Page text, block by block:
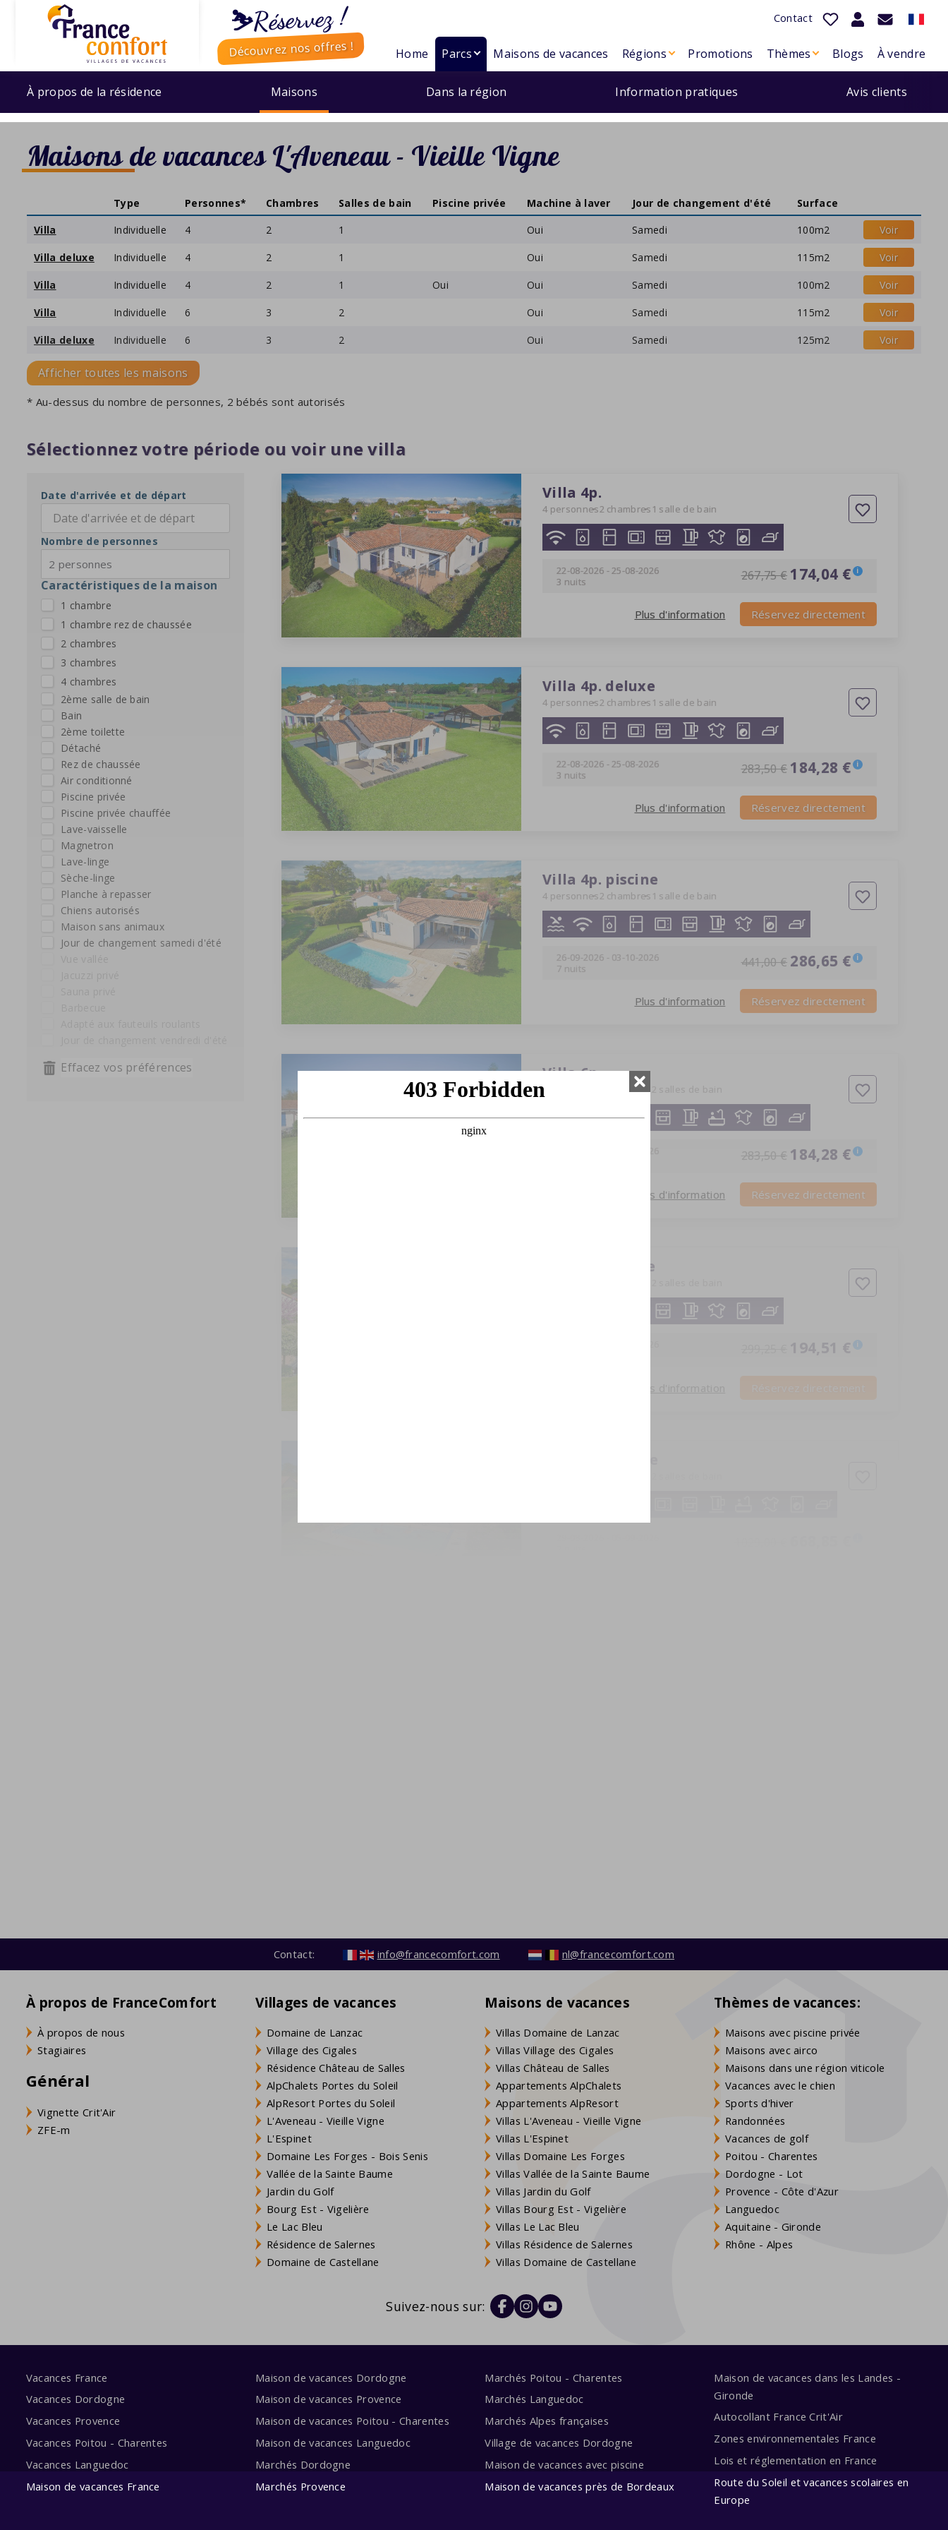
⛷️Réservez !
Découvrez nos offres !
Contact
Home Parcs Maisons de vacances Régions Promotions Thèmes Blogs À vendre
À propos de la résidence Maisons Dans la région Information pratiques Avis clients
Maisons de vacances L'Aveneau - Vieille Vigne
Type Personnes* Chambres Salles de bain Piscine privée Machine à laver Jour de changement d'été
Surface
Villa
Individuelle 4 2 1 Oui Samedi 100m2 Voir
Villa deluxe Individuelle 4 2 1 Oui Samedi 115m2 Voir
Villa Individuelle 4 2 1 Oui Oui Samedi 100m2 Voir
Villa Individuelle 6 3 2 Oui Samedi 115m2 Voir
Villa deluxe Individuelle 6 3 2 Oui Samedi 125m2 Voir
Afficher toutes les maisons
* Au-dessus du nombre de personnes, 2 bébés sont autorisés
Sélectionnez votre période ou voir une villa
Villa 4p.
4 personnes2 chambres 1 salle de bain
22-08-2026 -25-08-2026
3 nuits
267,75 € 174,04 € i
Plus d'information Réservez directement
Villa 4p. deluxe
4 personnes2 chambres 1 salle de bain
22-08-2026 -25-08-2026
3 nuits
283,50 € 184,28 € i
Plus d'information Réservez directement
Villa 4p. piscine
4 personnes2 chambres 1 salle de bain
26-09-2026 - 03-10-2026
7 nuits
441,00 € 286,65 € i
Plus d'information Réservez directement
Villa 6p.
6 personnes 3 chambres
283,50 € 184,28 € i
Plus d'information Réservez directement
Villa 6p. deluxe
194,51 € i
Date d'arrivée et de départ
Nombre de personnes
2 personnes
Caractéristiques de la maison
1 chambre
1 chambre rez de chaussée
2 chambres
3 chambres
4 chambres
2ème salle de bain
Bain
2ème toilette
Détaché
Rez de chaussée
Air conditionné
Piscine privée
Piscine privée chauffée
Lave-vaisselle
Magnetron
Lave-linge
Sèche-linge
Planche à repasser
Chiens autorisés
maison sans animaux
Jour de changement samedi d'été
Effacez vos préférences
Contact: info@francecomfort.com nl@francecomfort.com
À propos de FranceComfort
À propos de nous
Stagiaires
Général
Vignette Crit'Air
ZFE-m
Villages de vacances
Domaine de Lanzac
Village des Cigales
Résidence Château de Salles
AlpChalets Portes du Soleil
AlpResort Portes du Soleil
L'Aveneau - Vieille Vigne
L'Espinet
Domaine Les Forges - Bois Senis
Vallée de la Sainte Baume
Jardin du Golf
Bourg Est - Vigelière
Le Lac Bleu
Résidence de Salernes
Domaine de Castellane
Maisons de vacances
Villas Domaine de Lanzac
Villas Village des Cigales
Villas Château de Salles
Appartements AlpChalets
Appartements AlpResort
Villas L'Aveneau - Vieille Vigne
Villas L'Espinet
Villas Domaine Les Forges
Villas Vallée de la Sainte Baume
Villas Jardin du Golf
Villas Bourg Est - Vigelière
Villas Le Lac Bleu
Villas Résidence de Salernes
Villas Domaine de Castellane
Thèmes de vacances:
Maisons avec piscine privée
Maisons avec airco
Maisons dans une région viticole
Vacances avec le chien
Sports d'hiver
Randonnées
Vacances de golf
Poitou - Charentes
Dordogne - Lot
Provence - Côte d'Azur
Languedoc
Aquitaine - Gironde
Rhône - Alpes
Suivez-nous sur:
Vacances France
Vacances Dordogne
Vacances Provence
Vacances Poitou - Charentes
Vacances Languedoc
Maison de vacances France
Maison de vacances Dordogne
Maison de vacances Provence
Maison de vacances Poitou - Charentes
Maison de vacances Languedoc
Marchés Dordogne
Marchés Provence
Marchés Poitou - Charentes
Marchés Languedoc
Marchés Alpes françaises
Village de vacances Dordogne
Maison de vacances avec piscine
Maison de vacances près de Bordeaux
Maison de vacances dans les Landes -
Gironde
Autocollant France Crit'Air
Zones environnementales France
Lois et réglementation en France
Route du Soleil et vacances scolaires en
Europe